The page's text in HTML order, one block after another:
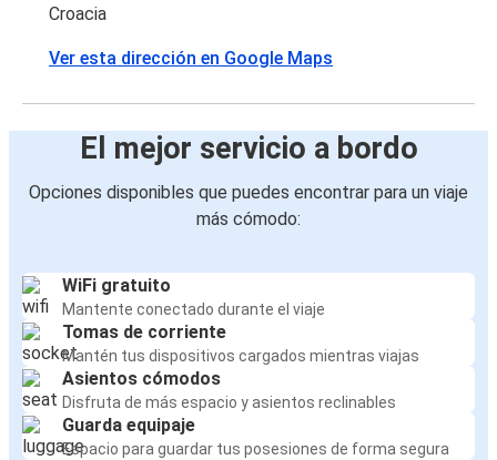
Croacia
Ver esta dirección en Google Maps
El mejor servicio a bordo
Opciones disponibles que puedes encontrar para un viaje
más cómodo:
WiFi gratuito
Mantente conectado durante el viaje
Tomas de corriente
Mantén tus dispositivos cargados mientras viajas
Asientos cómodos
Disfruta de más espacio y asientos reclinables
Guarda equipaje
Espacio para guardar tus posesiones de forma segura